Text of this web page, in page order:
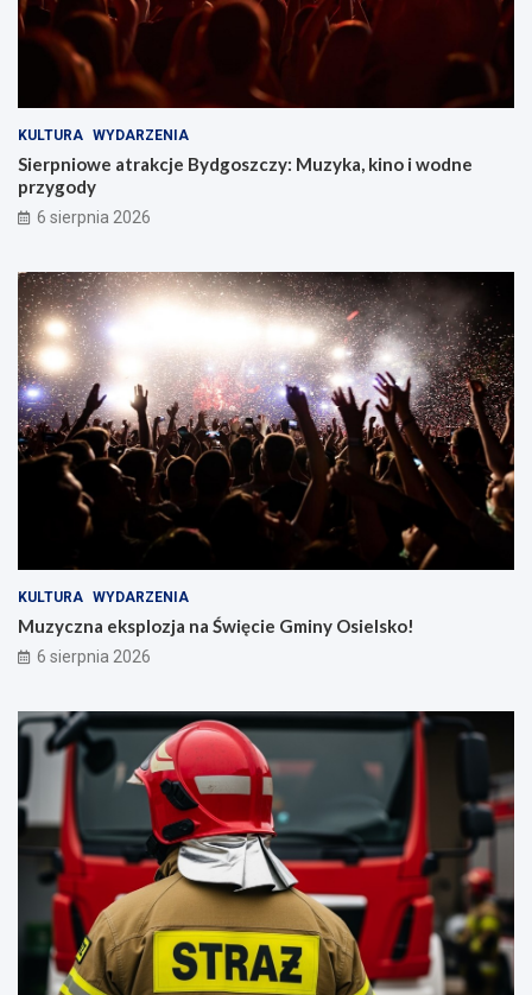
KULTURA WYDARZENIA
Sierpniowe atrakcje Bydgoszczy: Muzyka, kino i wodne
przygody
6 sierpnia 2026
KULTURA WYDARZENIA
Muzyczna eksplozja na Święcie Gminy Osielsko!
6 sierpnia 2026